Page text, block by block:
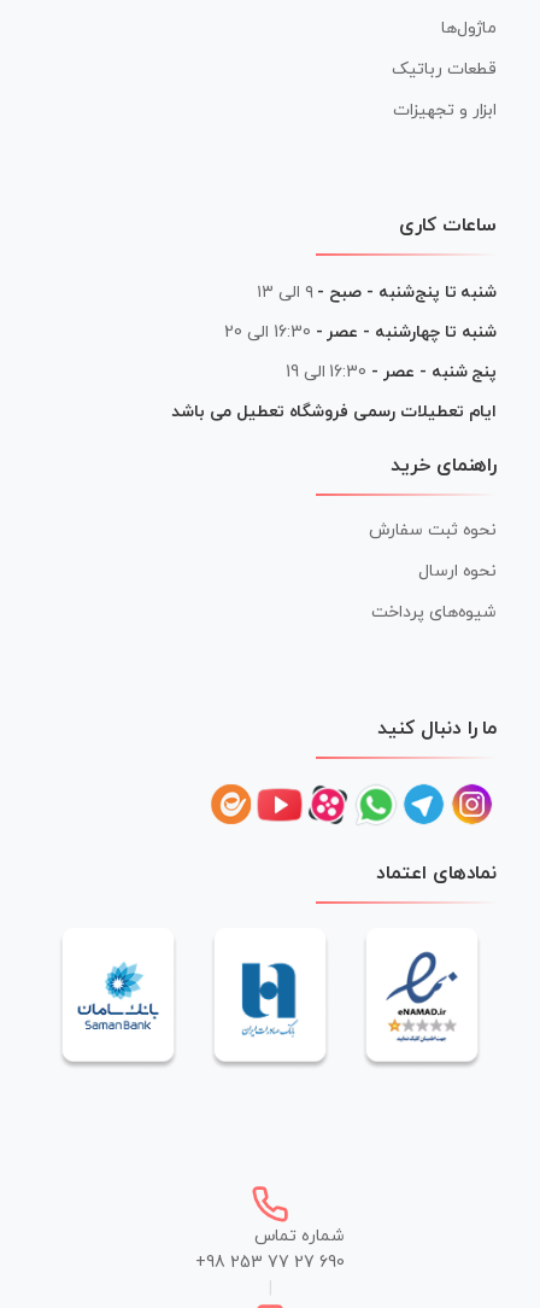
ماژول‌ها
قطعات رباتیک
ابزار و تجهیزات
ساعات کاری
شنبه تا پنج‌شنبه - صبح - ۹ الی ۱۳
شنبه تا چهارشنبه - عصر - 16:30 الی 20
پنج شنبه - عصر - 16:30 الی 19
ایام تعطیلات رسمی فروشگاه تعطیل می باشد
راهنمای خرید
نحوه ثبت سفارش
نحوه ارسال
شیوه‌های پرداخت
ما را دنبال کنید
نمادهای اعتماد
شماره تماس
+98 253 77 27 690